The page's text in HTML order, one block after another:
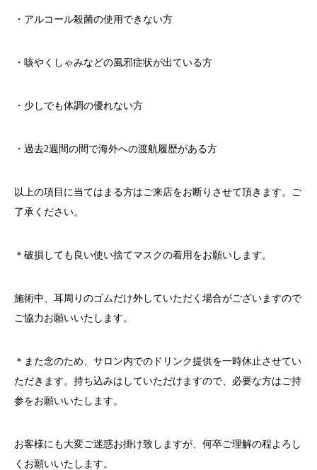
・アルコール殺菌の使用できない方
・咳やくしゃみなどの風邪症状が出ている方
・少しでも体調の優れない方
・過去2週間の間で海外への渡航履歴がある方
以上の項目に当てはまる方はご来店をお断りさせて頂きます。ご
了承ください。
＊破損しても良い使い捨てマスクの着用をお願いします。
施術中、耳周りのゴムだけ外していただく場合がございますので
ご協力お願いいたします。
＊また念のため、サロン内でのドリンク提供を一時休止させてい
ただきます。持ち込みはしていただけますので、必要な方はご持
参をお願いいたします。
お客様にも大変ご迷惑お掛け致しますが、何卒ご理解の程よろし
くお願いいたします。